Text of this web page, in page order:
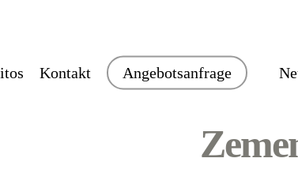
Kontakt Angebotsanfrage